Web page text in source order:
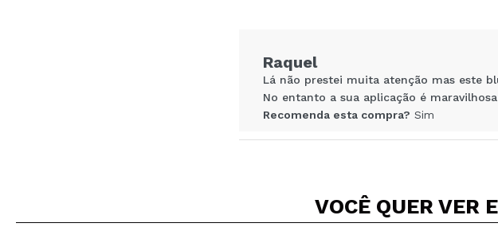
ENVIAR
Raquel
Lá não prestei muita atenção mas este
No entanto a sua aplicação é maravilhosa
Recomenda esta compra? Sim
|
Opinião verificada|Hace
VOCÊ QUER VER